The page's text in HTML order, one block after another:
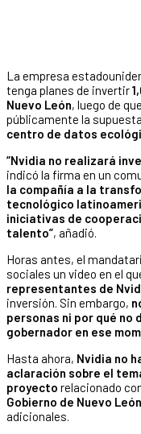
La empresa
tenga planes de invertir
Nuevo León, luego de
públicamente la
centro de datos
“Nvidia no realizará
indicó la firma en un
la compañía a la
tecnológico
iniciativas de
talento”, añadió.
Horas antes, el
sociales un video en el
representantes de
inversión. Sin embargo,
personas ni por qué no
gobernador en ese
Hasta ahora, Nvidia no
aclaración sobre el
proyecto relacionado
Gobierno de Nuevo León
adicionales.